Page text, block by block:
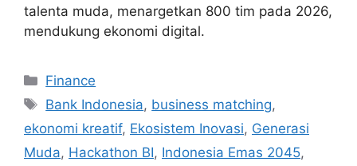
talenta muda, menargetkan 800 tim pada 2026,
mendukung ekonomi digital.
Categories
Finance
Tags
Bank Indonesia, business matching,
ekonomi kreatif, Ekosistem Inovasi, Generasi
Muda, Hackathon BI, Indonesia Emas 2045,